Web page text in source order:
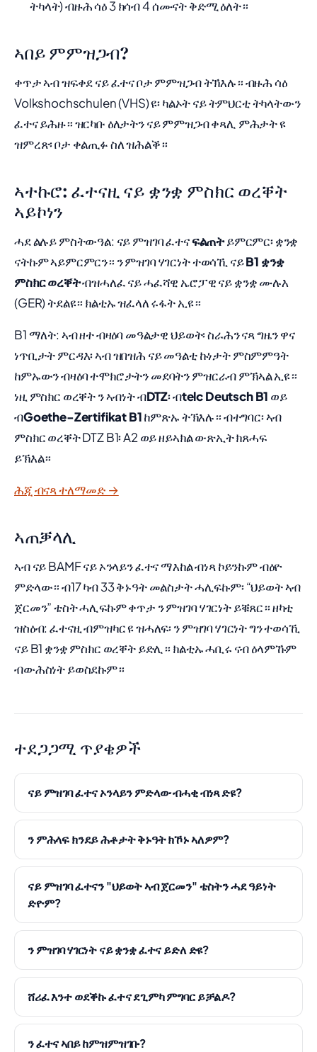
ትካላት) ብዙሕ ሳዕ 3 ክሳብ 4 ሰሙናት ቅድሚ ዕለት።
ኣበይ ምምዝጋብ?
ቀጥታ ኣብ ዝፍቀደ ናይ ፈተና ቦታ ምምዝጋብ ትኽእሉ። ብዙሕ ሳዕ
Volkshochschulen (VHS) ዩ፡ ካልኦት ናይ ትምህርቲ ትካላትውን
ፈተና ይሕዙ። ዝርካቡ ዕለታትን ናይ ምምዝጋብ ቀጻሊ ምሕታት ዩ
ዝምረጽ፡ ቦታ ቀልጢፉ ስለ ዝሕልቕ።
ኣተኩሮ: ፈተናዚ ናይ ቋንቋ ምስክር ወረቐት
ኣይኮነን
ሓደ ልሉይ ምስትውዓል: ናይ ምዝገባ ፈተናፍልጠትይምርምር፡ ቋንቋ
ናትኩም ኣይምርምርን። ን ምዝገባ ሃገርነት ተወሳኺ ናይB1 ቋንቋ
ምስክር ወረቐትብዝሓለፈ ናይ ሓፈሻዊ ኤሮፓዊ ናይ ቋንቋ ሙሉእ
(GER) ትደልዩ። ክልቲኡ ዝፈላለ ሩፋት ኢዩ።
B1 ማለት: ኣብ ዘተ ብዛዕባ መዓልታዊ ህይወት፡ ስራሕን ናጻ ግዜን ዋና
ነጥቢታት ምርዳእ፡ ኣብ ዝበዝሕ ናይ መዓልቲ ኩነታት ምስምምዓት
ከምኡውን ብዛዕባ ተሞክሮታትን መደባትን ምዝርራብ ምኽኣል ኢዩ።
ነዚ ምስክር ወረቐት ን ኣብነት ብDTZ፡ ብtelc Deutsch B1 ወይ
ብGoethe-Zertifikat B1ከምጽኡ ትኽእሉ። ብተግባር፡ ኣብ
ምስክር ወረቐት DTZ B1፡ A2 ወይ ዘይኣክል ውጽኢት ክጸሓፍ
ይኽእል።
ሕጂ ብናጻ ተለማመድ →
ኣጠቓላሊ
ኣብ ናይ BAMF ናይ ኦንላይን ፈተና ማእከል ብነጻ ኮይንኩም ብዕዮ
ምድላው። ብ17 ካብ 33 ቅኑዓት መልስታት ሓሊፍኩም፡ “ህይወት ኣብ
ጀርመን” ቴስት ሓሊፍኩም ቀጥታ ን ምዝገባ ሃገርነት ይቑጸር። ዘካቲ
ዝስዕብ: ፈተናዚ ብምዝካር ዩ ዝሓለፍ፡ ን ምዝገባ ሃገርነት ግን ተወሳኺ
ናይ B1 ቋንቋ ምስክር ወረቐት ይድሊ። ክልቲኡ ሓቢሩ ናብ ዕላምኹም
ብውሕስነት ይወስደኩም።
ተደጋጋሚ ጥያቄዎች
ናይ ምዝገባ ፈተና ኦንላይን ምድላው ብሓቂ ብነጻ ድዩ?
ን ምሕላፍ ክንደይ ሕቶታት ቅኑዓት ክኾኑ ኣለዎም?
ናይ ምዝገባ ፈተናን "ህይወት ኣብ ጀርመን" ቴስትን ሓደ ዓይነት
ድዮም?
ን ምዝገባ ሃገርነት ናይ ቋንቋ ፈተና ይድለ ድዩ?
ሸሪፈ እንተ ወደቕኩ ፈተና ደጊምካ ምግባር ይቻልዶ?
ን ፈተና ኣበይ ከምዝምዝገቡ?